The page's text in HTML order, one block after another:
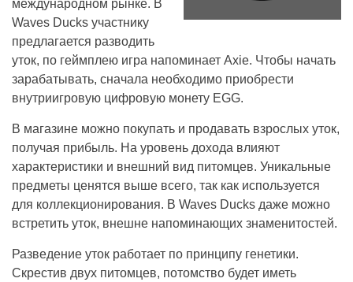
международном рынке. В
Waves Ducks участнику
предлагается разводить
уток, по геймплею игра напоминает Axie. Чтобы начать
зарабатывать, сначала необходимо приобрести
внутриигровую цифровую монету EGG.
В магазине можно покупать и продавать взрослых уток,
получая прибыль. На уровень дохода влияют
характеристики и внешний вид питомцев. Уникальные
предметы ценятся выше всего, так как используется
для коллекционирования. В Waves Ducks даже можно
встретить уток, внешне напоминающих знаменитостей.
Разведение уток работает по принципу генетики.
Скрестив двух питомцев, потомство будет иметь